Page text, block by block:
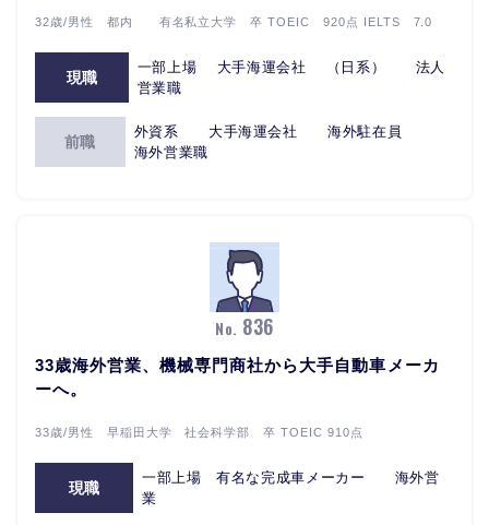
32歳/男性 都内 有名私立大学 卒 TOEIC 920点 IELTS 7.0
現職
一部上場 大手海運会社 （日系） 法人
営業職
前職
外資系 大手海運会社 海外駐在員
海外営業職
No. 836
33歳海外営業、機械専門商社から大手自動車メーカ
ーへ。
33歳/男性 早稲田大学 社会科学部 卒 TOEIC 910点
現職
一部上場 有名な完成車メーカー 海外営
業